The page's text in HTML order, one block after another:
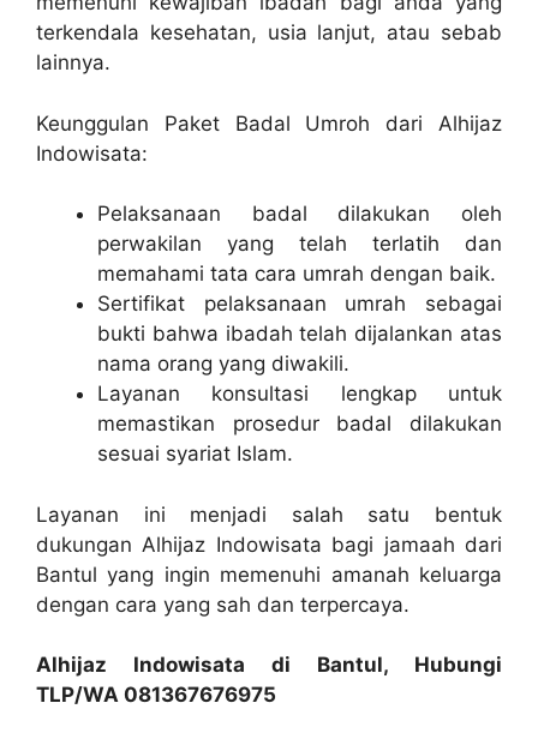
terkendala kesehatan, usia lanjut, atau sebab
lainnya.
Keunggulan Paket Badal Umroh dari Alhijaz
Indowisata:
Pelaksanaan badal dilakukan oleh
perwakilan yang telah terlatih dan
memahami tata cara umrah dengan baik.
Sertifikat pelaksanaan umrah sebagai
bukti bahwa ibadah telah dijalankan atas
nama orang yang diwakili.
Layanan konsultasi lengkap untuk
memastikan prosedur badal dilakukan
sesuai syariat Islam.
Layanan ini menjadi salah satu bentuk
dukungan Alhijaz Indowisata bagi jamaah dari
Bantul yang ingin memenuhi amanah keluarga
dengan cara yang sah dan terpercaya.
Alhijaz Indowisata di Bantul, Hubungi
TLP/WA 081367676975